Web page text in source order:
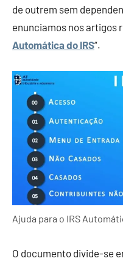
de outrem sem
enunciamos nos artigos
Automática do IRS“.
Ajuda para o IRS
O documento divide-se